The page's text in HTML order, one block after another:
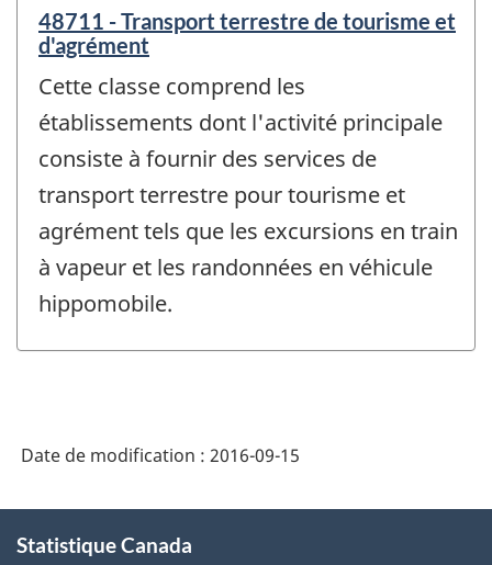
48711 - Transport terrestre de tourisme et
d'agrément
Cette classe comprend les
établissements dont l'activité principale
consiste à fournir des services de
transport terrestre pour tourisme et
agrément tels que les excursions en train
à vapeur et les randonnées en véhicule
hippomobile.
Date de modification : 2016-09-15
propos
Statistique Canada